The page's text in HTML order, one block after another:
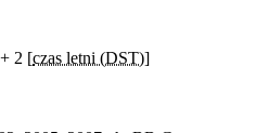
2 [czas letni (DST)]